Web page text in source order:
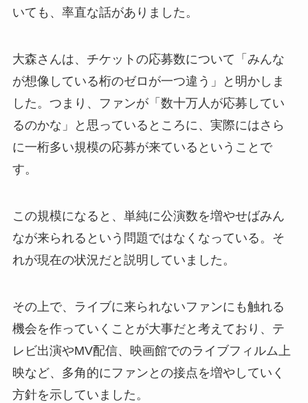
いても、率直な話がありました。
大森さんは、チケットの応募数について「みんな
が想像している桁のゼロが一つ違う」と明かしま
した。つまり、ファンが「数十万人が応募してい
るのかな」と思っているところに、実際にはさら
に一桁多い規模の応募が来ているということで
す。
この規模になると、単純に公演数を増やせばみん
なが来られるという問題ではなくなっている。そ
れが現在の状況だと説明していました。
その上で、ライブに来られないファンにも触れる
機会を作っていくことが大事だと考えており、テ
レビ出演やMV配信、映画館でのライブフィルム上
映など、多角的にファンとの接点を増やしていく
方針を示していました。